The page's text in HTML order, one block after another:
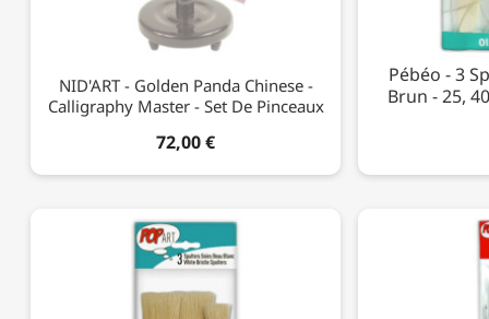
NID'ART - Golden Panda Chinese -
Calligraphy Master - Set De Pinceaux
72,00 €
Pébéo - 3
Brun - 25,